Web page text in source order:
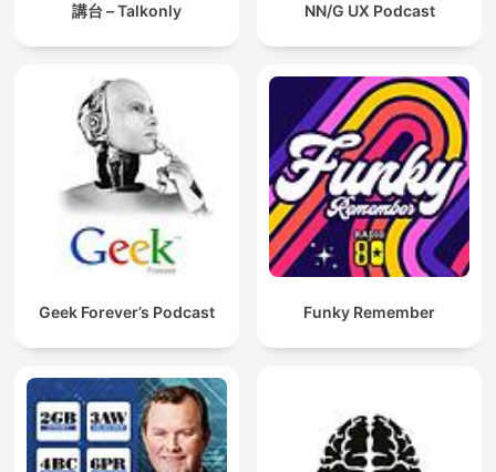
講台 – Talkonly NN/G UX Podcast
Geek Forever’s Podcast Funky Remember